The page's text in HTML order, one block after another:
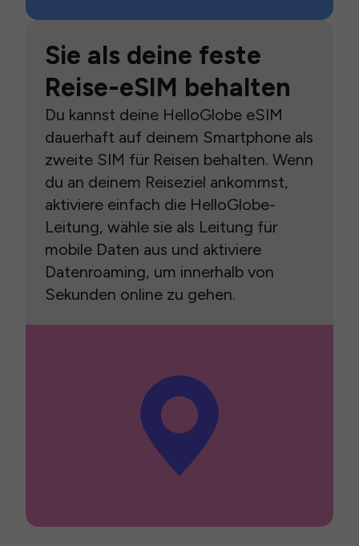
Sie als deine feste
Reise-eSIM behalten
Du kannst deine HelloGlobe eSIM
dauerhaft auf deinem Smartphone als
zweite SIM für Reisen behalten. Wenn
du an deinem Reiseziel ankommst,
aktiviere einfach die HelloGlobe-
Leitung, wähle sie als Leitung für
mobile Daten aus und aktiviere
Datenroaming, um innerhalb von
Sekunden online zu gehen.